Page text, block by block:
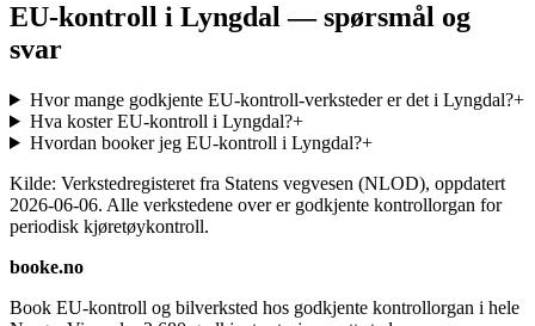
EU-kontroll i Lyngdal — spørsmål og
svar
Hvor mange godkjente EU-kontroll-verksteder er det i Lyngdal?+
Hva koster EU-kontroll i Lyngdal?+
Hvordan booker jeg EU-kontroll i Lyngdal?+
Kilde: Verkstedregisteret fra Statens vegvesen (NLOD), oppdatert
2026-06-06. Alle verkstedene over er godkjente kontrollorgan for
periodisk kjøretøykontroll.
booke.no
Book EU-kontroll og bilverksted hos godkjente kontrollorgan i hele